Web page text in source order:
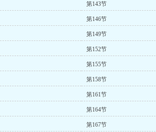
第143节
第146节
第149节
第152节
第155节
第158节
第161节
第164节
第167节